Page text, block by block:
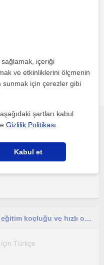
ile gönder
diğer Yabancilar için
dersleri
Türkçe
Her yaşta ve düzeyde öğrenciye eğitim koçluğu ve hızlı okuma, ortaokul düzeyindeki öğrencilere de Türkçe dersleri verilir
Türkçe
içeriği
ve etkinliklerini ölçmenin
sunmak için çerezler gibi
şartları kabul
Gizlilik Politikası
Kabul et